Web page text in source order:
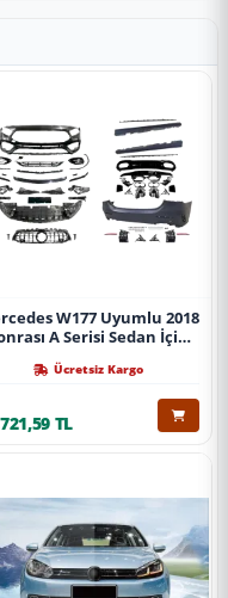
W177 Uyumlu 2018
A Serisi Sedan İçin
Tamponlu Set)
Ücretsiz Kargo
TL